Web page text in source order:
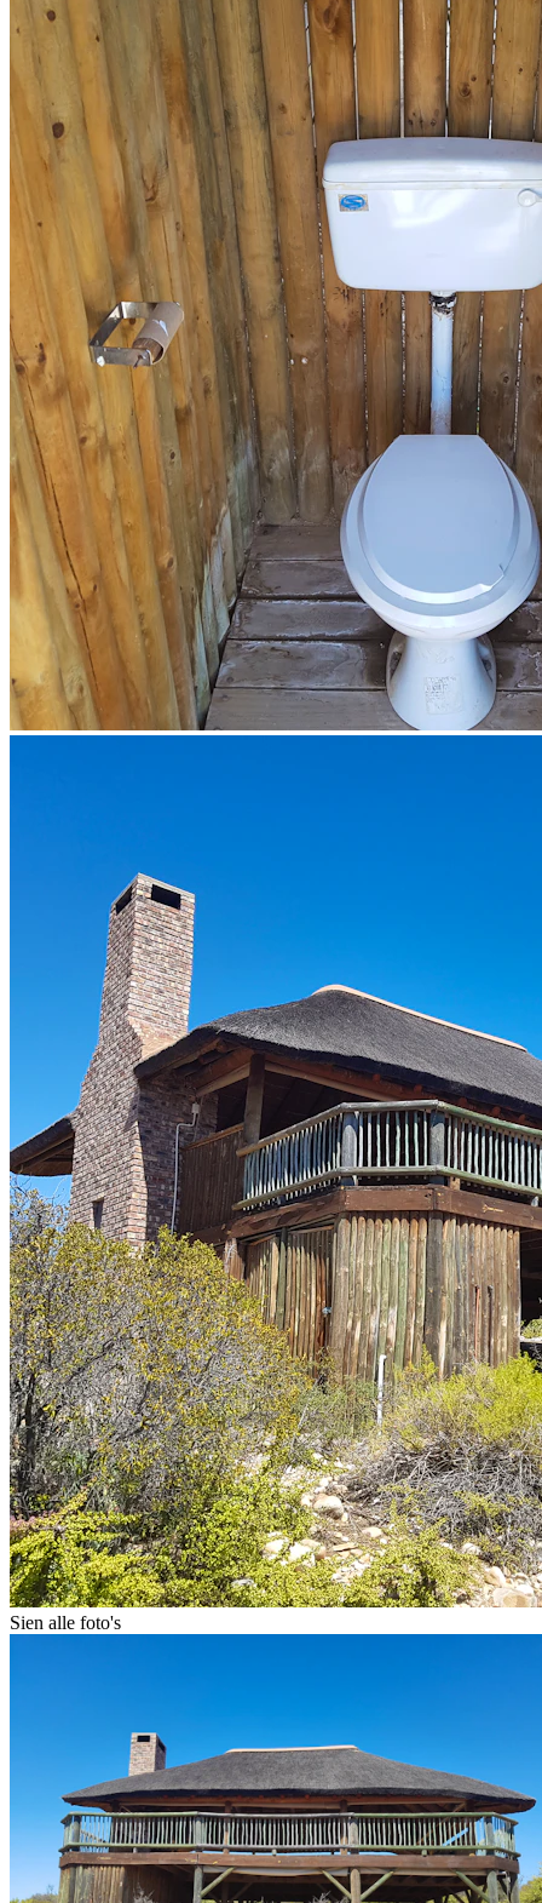
Sien alle foto's